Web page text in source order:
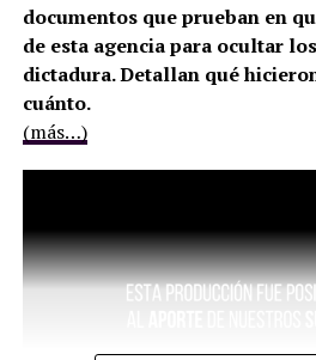
documentos que prueban en
de esta agencia para ocultar
dictadura. Detallan qué
cuánto.
(más…)